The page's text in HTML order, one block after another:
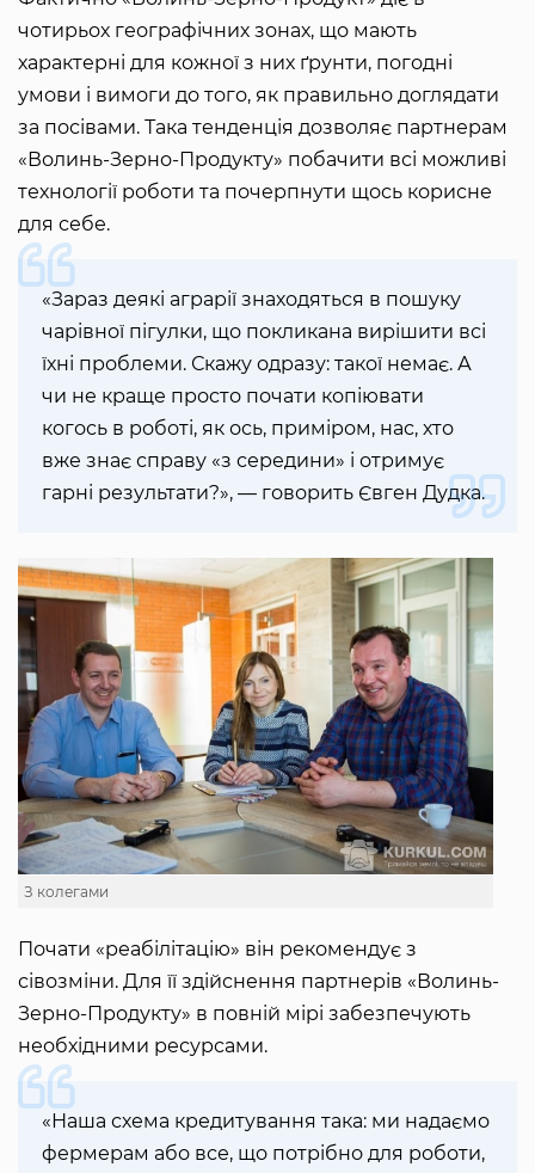
чотирьох географічних зонах, що мають
характерні для кожної з них ґрунти, погодні
умови і вимоги до того, як правильно доглядати
за посівами. Така тенденція дозволяє партнерам
«Волинь-Зерно-Продукту» побачити всі можливі
технології роботи та почерпнути щось корисне
для себе.
«Зараз деякі аграрії знаходяться в пошуку
чарівної пігулки, що покликана вирішити всі
їхні проблеми. Скажу одразу: такої немає. А
чи не краще просто почати копіювати
когось в роботі, як ось, приміром, нас, хто
вже знає справу «з середини» і отримує
гарні результати?», — говорить Євген Дудка.
З колегами
Почати «реабілітацію» він рекомендує з
сівозміни. Для її здійснення партнерів «Волинь-
Зерно-Продукту» в повній мірі забезпечують
необхідними ресурсами.
«Наша схема кредитування така: ми надаємо
фермерам або все, що потрібно для роботи,